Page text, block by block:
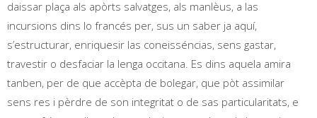
daissar plaça als apòrts salvatges, als manlèus, a las
incursions dins lo francés per, sus un saber ja aquí,
s’estructurar, enriquesir las coneisséncias, sens gastar,
travestir o desfaciar la lenga occitana. Es dins aquela amira
tanben, per de que accèpta de bolegar, que pòt assimilar
sens res i pèrdre de son integritat o de sas particularitats, e